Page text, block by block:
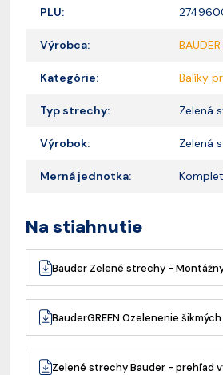
PLU:
Výrobca:
Kategórie: Balíky
Typ strechy: Zelená
Výrobok: Zelená
Merná jednotka: Komplet
Na stiahnutie
Bauder Zelené strechy -
BauderGREEN Ozelenenie
Zelené strechy Bauder - prehľad